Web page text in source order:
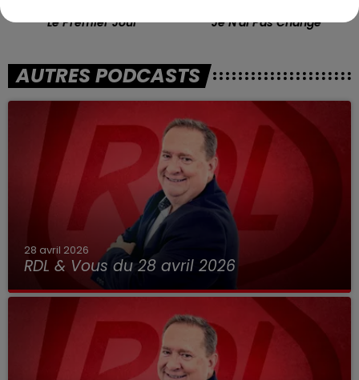
Le Premier Jour Je N'ai Pas Changé
AUTRES PODCASTS
28 avril 2026
RDL & Vous du 28 avril 2026